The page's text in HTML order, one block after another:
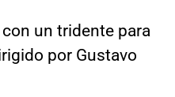
un tridente para
por Gustavo